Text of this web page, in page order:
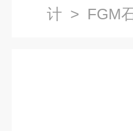
计 > FGM